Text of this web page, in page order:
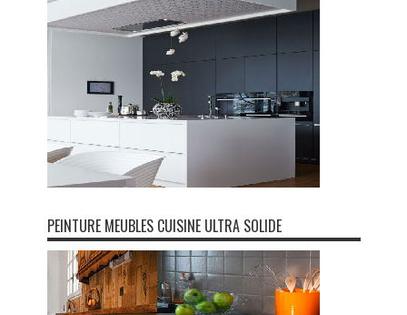
PEINTURE MEUBLES CUISINE ULTRA SOLIDE